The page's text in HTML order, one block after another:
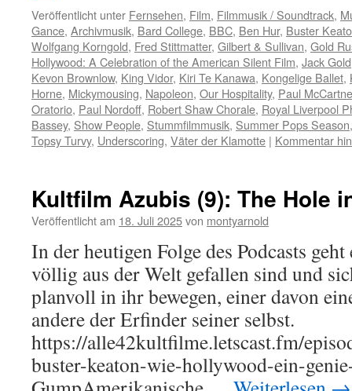
Veröffentlicht unter Fernsehen, Film, Filmmusik / Soundtrack,
Gance, Archivmusik, Bard College, BBC, Ben Hur, Buster
Wolfgang Korngold, Fred Stittmatter, Gilbert & Sullivan, Gold
Hollywood: A Celebration of the American Silent Film, Jack Gold
Kevon Brownlow, King Vidor, Kiri Te Kanawa, Kongelige Ballet,
Horne, Mickymousing, Napoleon, Our Hospitality, Paul
Oratorio, Paul Nordoff, Robert Shaw Chorale, Royal Liverpool
Bassey, Show People, Stummfilmmusik, Summer Pops Season
Topsy Turvy, Underscoring, Väter der Klamotte | Kommentar
Kultfilm Azubis (9): The Hole
Veröffentlicht am 18. Juli 2025von montyarnold
In der heutigen Folge des Podcasts
völlig aus der Welt gefallen sind und
planvoll in ihr bewegen, einer davon
andere der Erfinder seiner selbst.
https://alle42kultfilme.letscast.fm/
buster-keaton-wie-hollywood-ein-